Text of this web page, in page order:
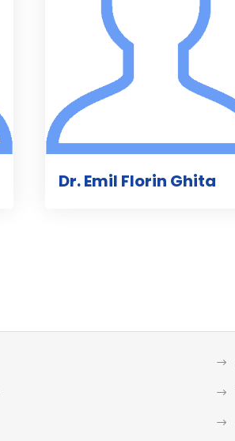
Dr. Emil Florin Ghita